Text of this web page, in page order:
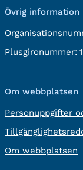
Övrig information
Plusgironummer:
Om webbplatsen
Personuppgifter
Om webbplatsen